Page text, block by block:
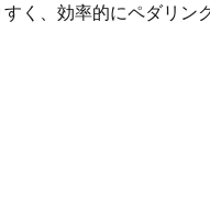
く、効率的にペダリン